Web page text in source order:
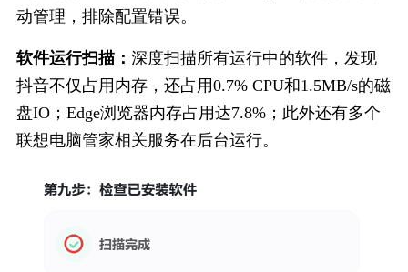
动管理，排除配置错误。
软件运行扫描： 深度扫描所有运行中的软件，发现
抖音不仅占用内存，还占用0.7% CPU和1.5MB/s的磁
盘IO；Edge浏览器内存占用达7.8%；此外还有多个
联想电脑管家相关服务在后台运行。